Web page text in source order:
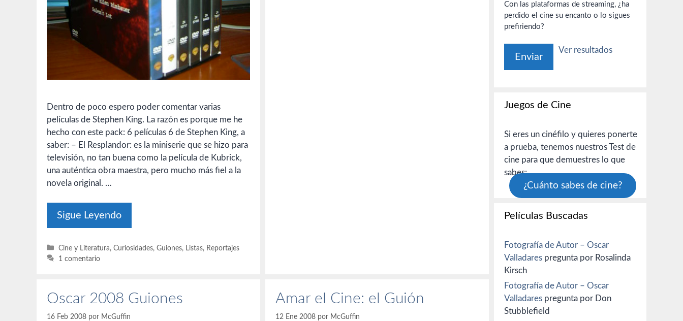
Dentro de poco espero poder comentar varias
películas de Stephen King. La razón es porque me he
hecho con este pack: 6 películas 6 de Stephen King, a
saber: – El Resplandor: es la miniserie que se hizo para
televisión, no tan buena como la película de Kubrick,
una auténtica obra maestra, pero mucho más fiel a la
novela original. …
Sigue Leyendo
Categorías
Cine y Literatura,Curiosidades,Guiones, Listas, Reportajes
1 comentario
Oscar 2008 Guiones
16 Feb 2008 por McGuffin
Amar el Cine: el Guión
12 Ene 2008 por McGuffin
Con las plataformas de streaming, ¿ha
perdido el cine su encanto o lo sigues
prefiriendo?
Ver resultados
Juegos de Cine
Si eres un cinéfilo y quieres ponerte
a prueba, tenemos nuestros Test de
cine para que demuestres lo que
sabes:
¿Cuánto sabes de cine?
Películas Buscadas
Fotografía de Autor – Oscar
Valladares pregunta por Rosalinda
Kirsch
Fotografía de Autor – Oscar
Valladares pregunta por Don
Stubblefield